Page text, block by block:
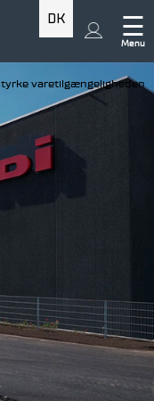
☰
Menu
DK
varetilgængeligheden